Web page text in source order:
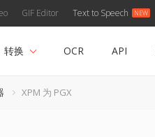
GIF Editor Text to Speech
转换 OCR API
XPM 为 PGX